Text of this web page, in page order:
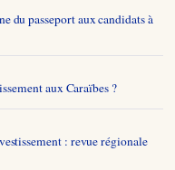
du passeport aux candidats à
aux Caraïbes ?
: revue régionale